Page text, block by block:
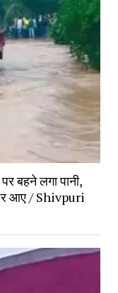
बहने लगा पानी,
आए / Shivpuri